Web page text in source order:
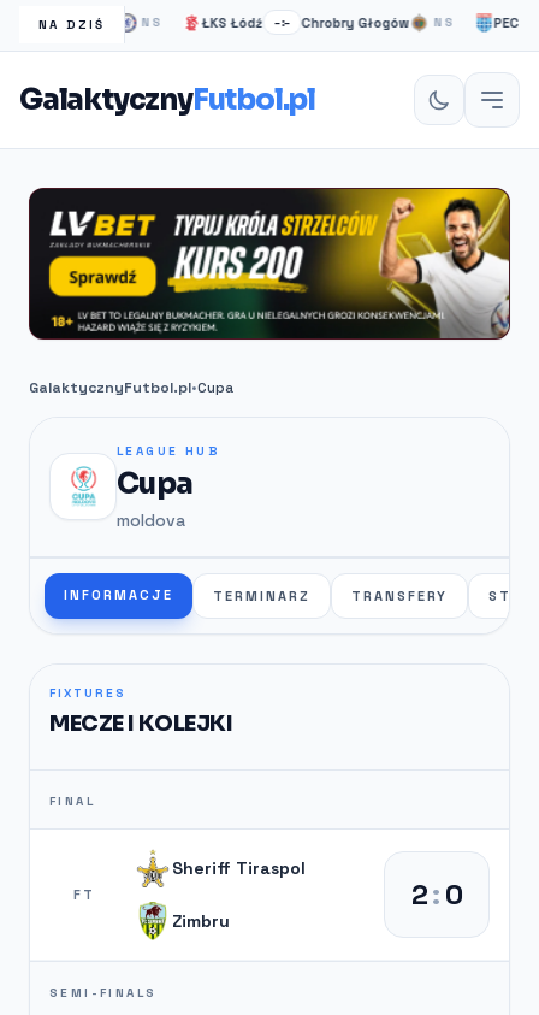
NA DZIŚ
Londyn NS ŁKS Łódź –:– Chrobry Głogów NS PEC
GalaktycznyFutbol.pl
GalaktycznyFutbol.pl•Cupa
LEAGUE HUB
Cupa
moldova
INFORMACJE TERMINARZ TRANSFERY
FIXTURES
MECZE I KOLEJKI
FINAL
FT
Sheriff Tiraspol
Zimbru
2:0
SEMI-FINALS